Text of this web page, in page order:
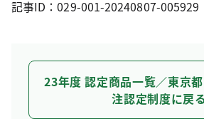
記事ID：029-001-20240807-005929
23年度 認定商品一覧／東京
注認定制度に戻る